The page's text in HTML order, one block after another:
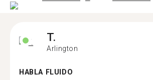
T.
Arlington
HABLA FLUIDO